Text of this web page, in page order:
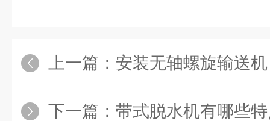
上一篇： 安装无轴螺旋输送
下一篇： 带式脱水机有哪些